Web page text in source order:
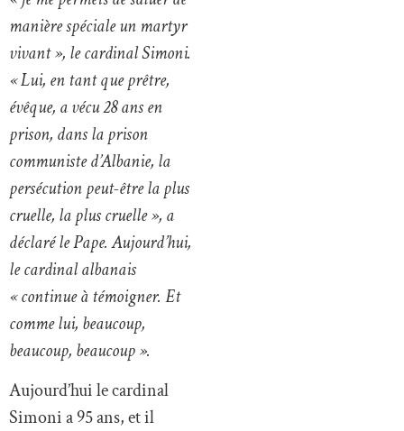
manière spéciale un martyr
vivant », le cardinal Simoni.
« Lui, en tant que prêtre,
évêque, a vécu 28 ans en
prison, dans la prison
communiste d’Albanie, la
persécution peut-être la plus
cruelle, la plus cruelle », a
déclaré le Pape. Aujourd’hui,
le cardinal albanais
« continue à témoigner. Et
comme lui, beaucoup,
beaucoup, beaucoup ».
Aujourd’hui le cardinal
Simoni a 95 ans, et il